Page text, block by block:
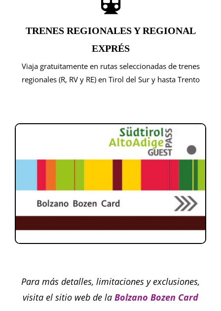
TRENES REGIONALES Y REGIONAL
EXPRÉS
Viaja gratuitamente en rutas seleccionadas de trenes
regionales (R, RV y RE) en Tirol del Sur y hasta Trento
Para más detalles, limitaciones y exclusiones,
visita el sitio web de la Bolzano Bozen Card